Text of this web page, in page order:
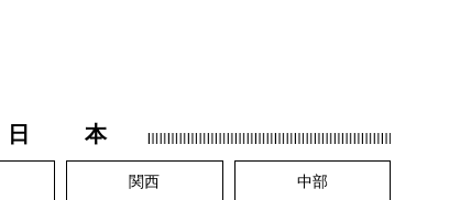
日 本
関西 中部